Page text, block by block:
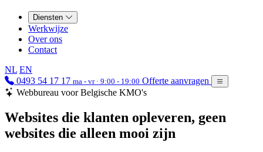
Diensten
Werkwijze
Over ons
Contact
NL EN
0493 54 17 17 ma - vr · 9:00 - 19:00 Offerte aanvragen
Webbureau voor Belgische KMO's
Websites die klanten opleveren, geen
websites die alleen mooi zijn